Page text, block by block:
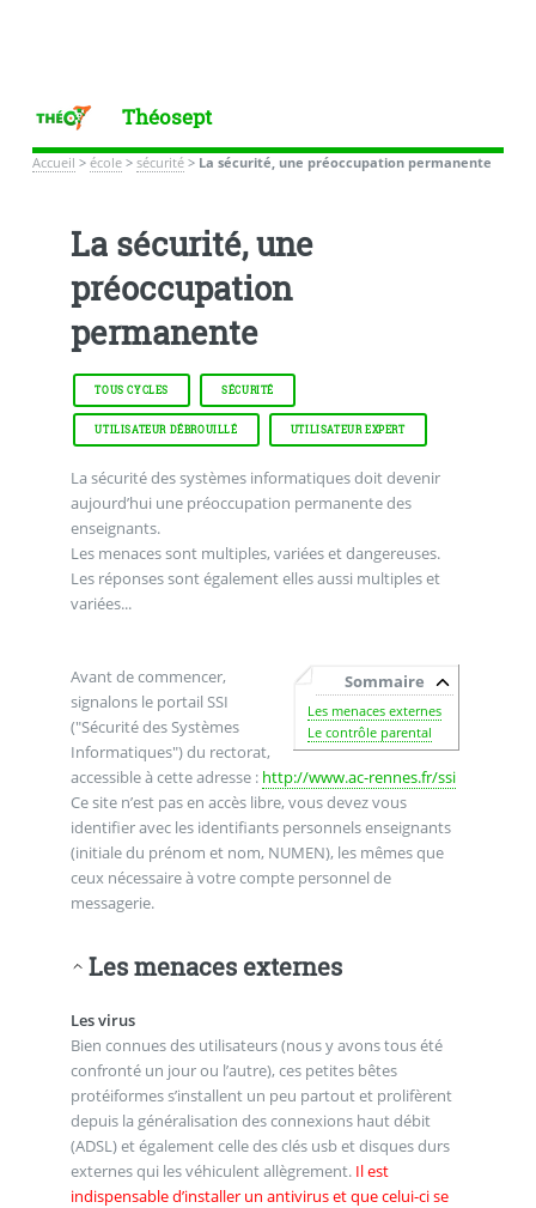
Théosept
Accueil > école> sécurité> La sécurité, une préoccupation permanente
La sécurité, une
préoccupation
permanente
TOUS CYCLES SÉCURITÉ
UTILISATEUR DÉBROUILLÉ UTILISATEUR EXPERT
La sécurité des systèmes informatiques doit devenir
aujourd’hui une préoccupation permanente des
enseignants.
Les menaces sont multiples, variées et dangereuses.
Les réponses sont également elles aussi multiples et
variées...
Sommaire
Les menaces externes
Le contrôle parental
Avant de commencer,
signalons le portail SSI
("Sécurité des Systèmes
Informatiques") du rectorat,
accessible à cette adresse : http://www.ac-rennes.fr/ssi
Ce site n’est pas en accès libre, vous devez vous
identifier avec les identifiants personnels enseignants
(initiale du prénom et nom, NUMEN), les mêmes que
ceux nécessaire à votre compte personnel de
messagerie.
Les menaces externes
Les virus
Bien connues des utilisateurs (nous y avons tous été
confronté un jour ou l’autre), ces petites bêtes
protéiformes s’installent un peu partout et prolifèrent
depuis la généralisation des connexions haut débit
(ADSL) et également celle des clés usb et disques durs
externes qui les véhiculent allègrement. Il est
indispensable d’installer un antivirus et que celui-ci se